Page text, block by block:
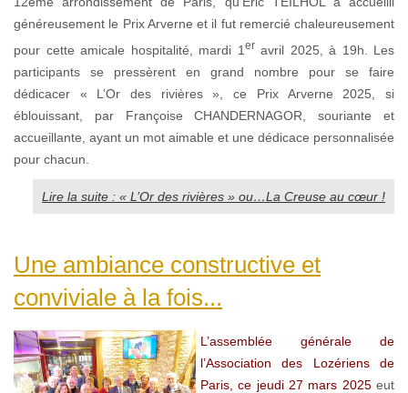
généreusement le Prix Arverne et il fut remercié chaleureusement
pour cette amicale hospitalité, mardi 1 er avril 2025, à 19h. Les
participants se pressèrent en grand nombre pour se faire
dédicacer « L’Or des rivières », ce Prix Arverne 2025, si
éblouissant, par Françoise CHANDERNAGOR, souriante et
accueillante, ayant un mot aimable et une dédicace personnalisée
pour chacun.
Lire la suite : « L’Or des rivières » ou…La Creuse au cœur !
Une ambiance constructive et
conviviale à la fois...
L’assemblée générale de
l’Association des Lozériens de
Paris, ce jeudi 27 mars 2025eut